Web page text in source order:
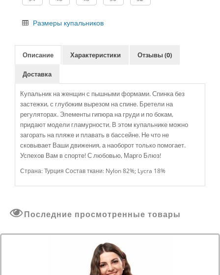
Размеры купальников
Описание Характеристики Отзывы (0)
Доставка
Купальник на женщин с пышными формами. Спинка без
застежки, с глубоким вырезом на спине. Бретели на
регуляторах. Элементы гипюра на груди и по бокам,
придают модели гламурности. В этом купальнике можно
загорать на пляже и плавать в бассейне. Не что не
сковывает Ваши движения, а наоборот только помогает.
Успехов Вам в спорте! С любовью, Марго Блюз!
Страна: Турция Состав ткани: Nylon 82%; Lycra 18%
Последние просмотренные товары